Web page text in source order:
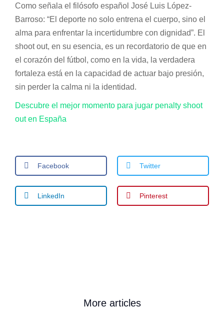
Como señala el filósofo español José Luis López-
Barroso: “El deporte no solo entrena el cuerpo, sino el
alma para enfrentar la incertidumbre con dignidad”. El
shoot out, en su esencia, es un recordatorio de que en
el corazón del fútbol, como en la vida, la verdadera
fortaleza está en la capacidad de actuar bajo presión,
sin perder la calma ni la identidad.
Descubre el mejor momento para jugar penalty shoot
out en España
Facebook Twitter
LinkedIn Pinterest
More articles